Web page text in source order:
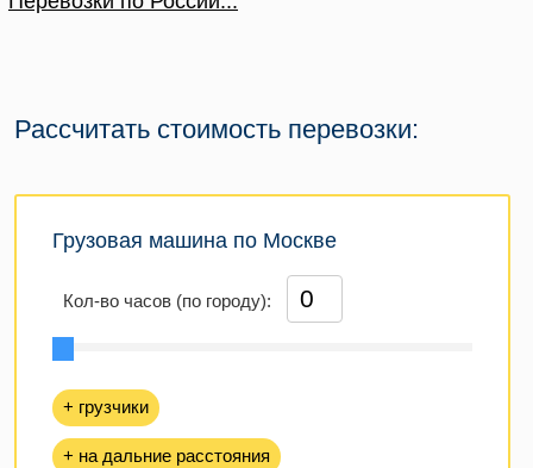
Рассчитать стоимость перевозки:
Грузовая машина по Москве
Кол-во часов (по городу):
+ грузчики
+ на дальние расстояния